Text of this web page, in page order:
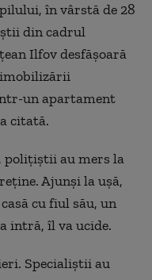
în vârstă de 28
din cadrul
Ilfov desfăşoară
un apartament
citată.
polițiștii au mers la
Ajunși la ușă,
cu fiul său, un
intră, îl va ucide.
Specialiștii au